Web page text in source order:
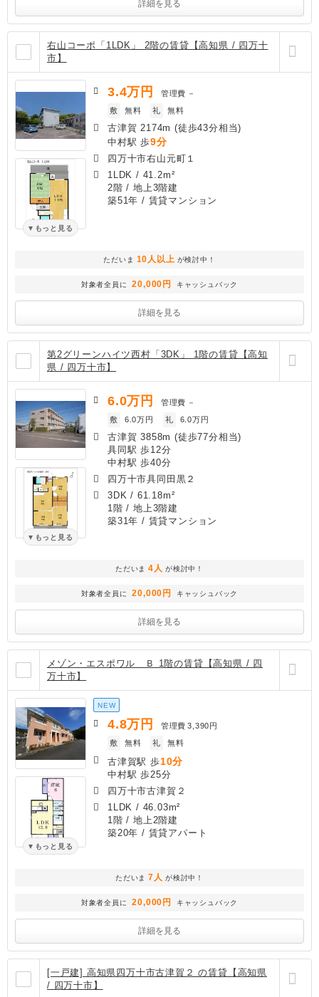
詳細を見る
右山コーポ「1LDK」 2階の賃貸【高知県 / 四万十
市】
もっと見る
3.4万円 管理費 －
敷
無料 礼 無料
古津賀 2174m (徒歩43分相当)
中村駅 歩9分
四万十市右山元町１
1LDK / 41.2m²
2階 / 地上3階建
築51年 / 賃貸マンション
ただいま 10人以上 が検討中！
対象者全員に 20,000円 キャッシュバック
詳細を見る
第2グリーンハイツ西村「3DK」 1階の賃貸【高知
県 / 四万十市】
もっと見る
6.0万円 管理費 －
敷
6.0万円 礼 6.0万円
古津賀 3858m (徒歩77分相当)
具同駅 歩12分
中村駅 歩40分
四万十市具同田黒２
3DK / 61.18m²
1階 / 地上3階建
築31年 / 賃貸マンション
ただいま 4人 が検討中！
対象者全員に 20,000円 キャッシュバック
詳細を見る
メゾン・エスポワル Ｂ 1階の賃貸【高知県 / 四
万十市】
もっと見る
NEW
4.8万円 管理費 3,390円
敷
無料 礼 無料
古津賀駅 歩10分
中村駅 歩25分
四万十市古津賀２
1LDK / 46.03m²
1階 / 地上2階建
築20年 / 賃貸アパート
ただいま 7人 が検討中！
対象者全員に 20,000円 キャッシュバック
詳細を見る
[一戸建] 高知県四万十市古津賀２ の賃貸【高知県
/ 四万十市】